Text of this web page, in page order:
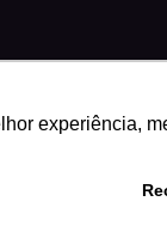
experiência,
o